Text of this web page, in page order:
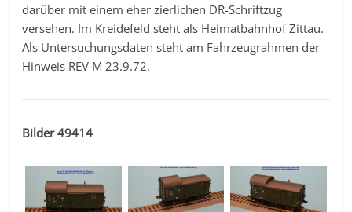
darüber mit einem eher zierlichen DR-Schriftzug
versehen. Im Kreidefeld steht als Heimatbahnhof Zittau.
Als Untersuchungsdaten steht am Fahrzeugrahmen der
Hinweis REV M 23.9.72.
Bilder 49414